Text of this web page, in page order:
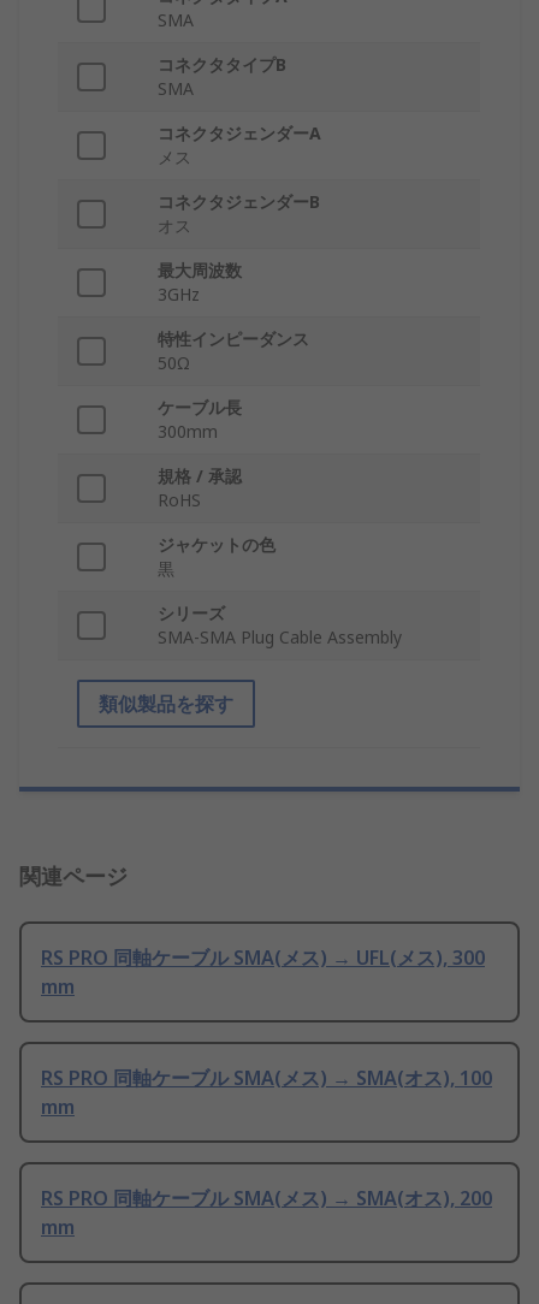
SMA
コネクタタイプB
SMA
コネクタジェンダーA
メス
コネクタジェンダーB
オス
最大周波数
3GHz
特性インピーダンス
50Ω
ケーブル長
300mm
規格 / 承認
RoHS
ジャケットの色
黒
シリーズ
SMA-SMA Plug Cable Assembly
類似製品を探す
関連ページ
RS PRO 同軸ケーブル SMA(メス) → UFL(メス), 300
mm
RS PRO 同軸ケーブル SMA(メス) → SMA(オス), 100
mm
RS PRO 同軸ケーブル SMA(メス) → SMA(オス), 200
mm